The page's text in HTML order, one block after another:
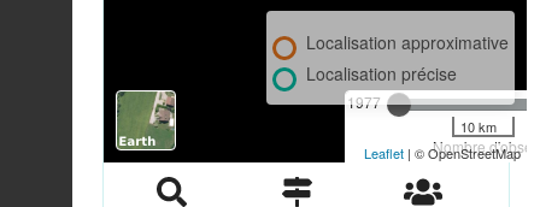
1977
Nombre
Localisation approximative
Localisation précise
10 km
Leaflet | © OpenStreetMap